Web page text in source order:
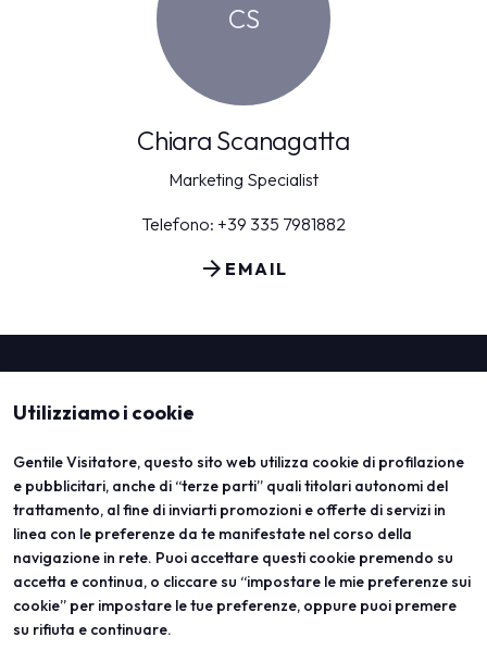
CS
Chiara Scanagatta
Marketing Specialist
Telefono: +39 335 7981882
EMAIL
arrow_forward
Utilizziamo i cookie
Gentile Visitatore, questo sito web utilizza cookie di profilazione
e pubblicitari, anche di “terze parti” quali titolari autonomi del
trattamento, al fine di inviarti promozioni e offerte di servizi in
linea con le preferenze da te manifestate nel corso della
navigazione in rete. Puoi accettare questi cookie premendo su
accetta e continua, o cliccare su “impostare le mie preferenze sui
cookie” per impostare le tue preferenze, oppure puoi premere
su rifiuta e continuare.
ABOUT
Vicenzaoro
T.Gold
VO Vintage
Aree espositive
VISITA
Registrazione e badge
Info pratiche visitatori
FAQ